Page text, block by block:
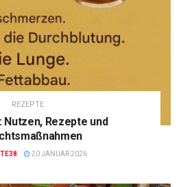
REZEPTE
Nutzen, Rezepte und
20 JANUAR 2026